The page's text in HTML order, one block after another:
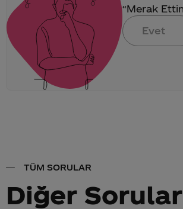
“Merak
Evet
TÜM SORULAR
Diğer Sorular